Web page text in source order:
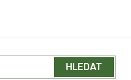
HLEDAT